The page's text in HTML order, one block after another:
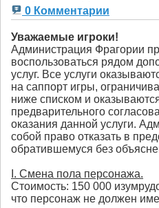
0 Комментарии
Уважаемые игроки!
Администрация Фрагории
воспользоваться рядом
услуг. Все услуги
на саппорт игры,
ниже списком и
предварительного
оказания данной услуги.
собой право отказать в
обратившемуся без
I. Смена пола персонажа.
Стоимость: 150 000
что персонаж не должен